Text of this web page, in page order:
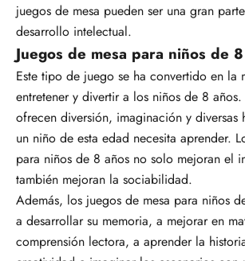
juegos de mesa pueden ser una gran
desarrollo intelectual.
Juegos de mesa para niños de
Este tipo de juego se ha convertido en la
entretener y divertir a los niños de 8 años.
ofrecen diversión, imaginación y diversas
un niño de esta edad necesita aprender.
para niños de 8 años no solo mejoran el
también mejoran la sociabilidad.
Además, los juegos de mesa para niños
a desarrollar su memoria, a mejorar en
comprensión lectora, a aprender la